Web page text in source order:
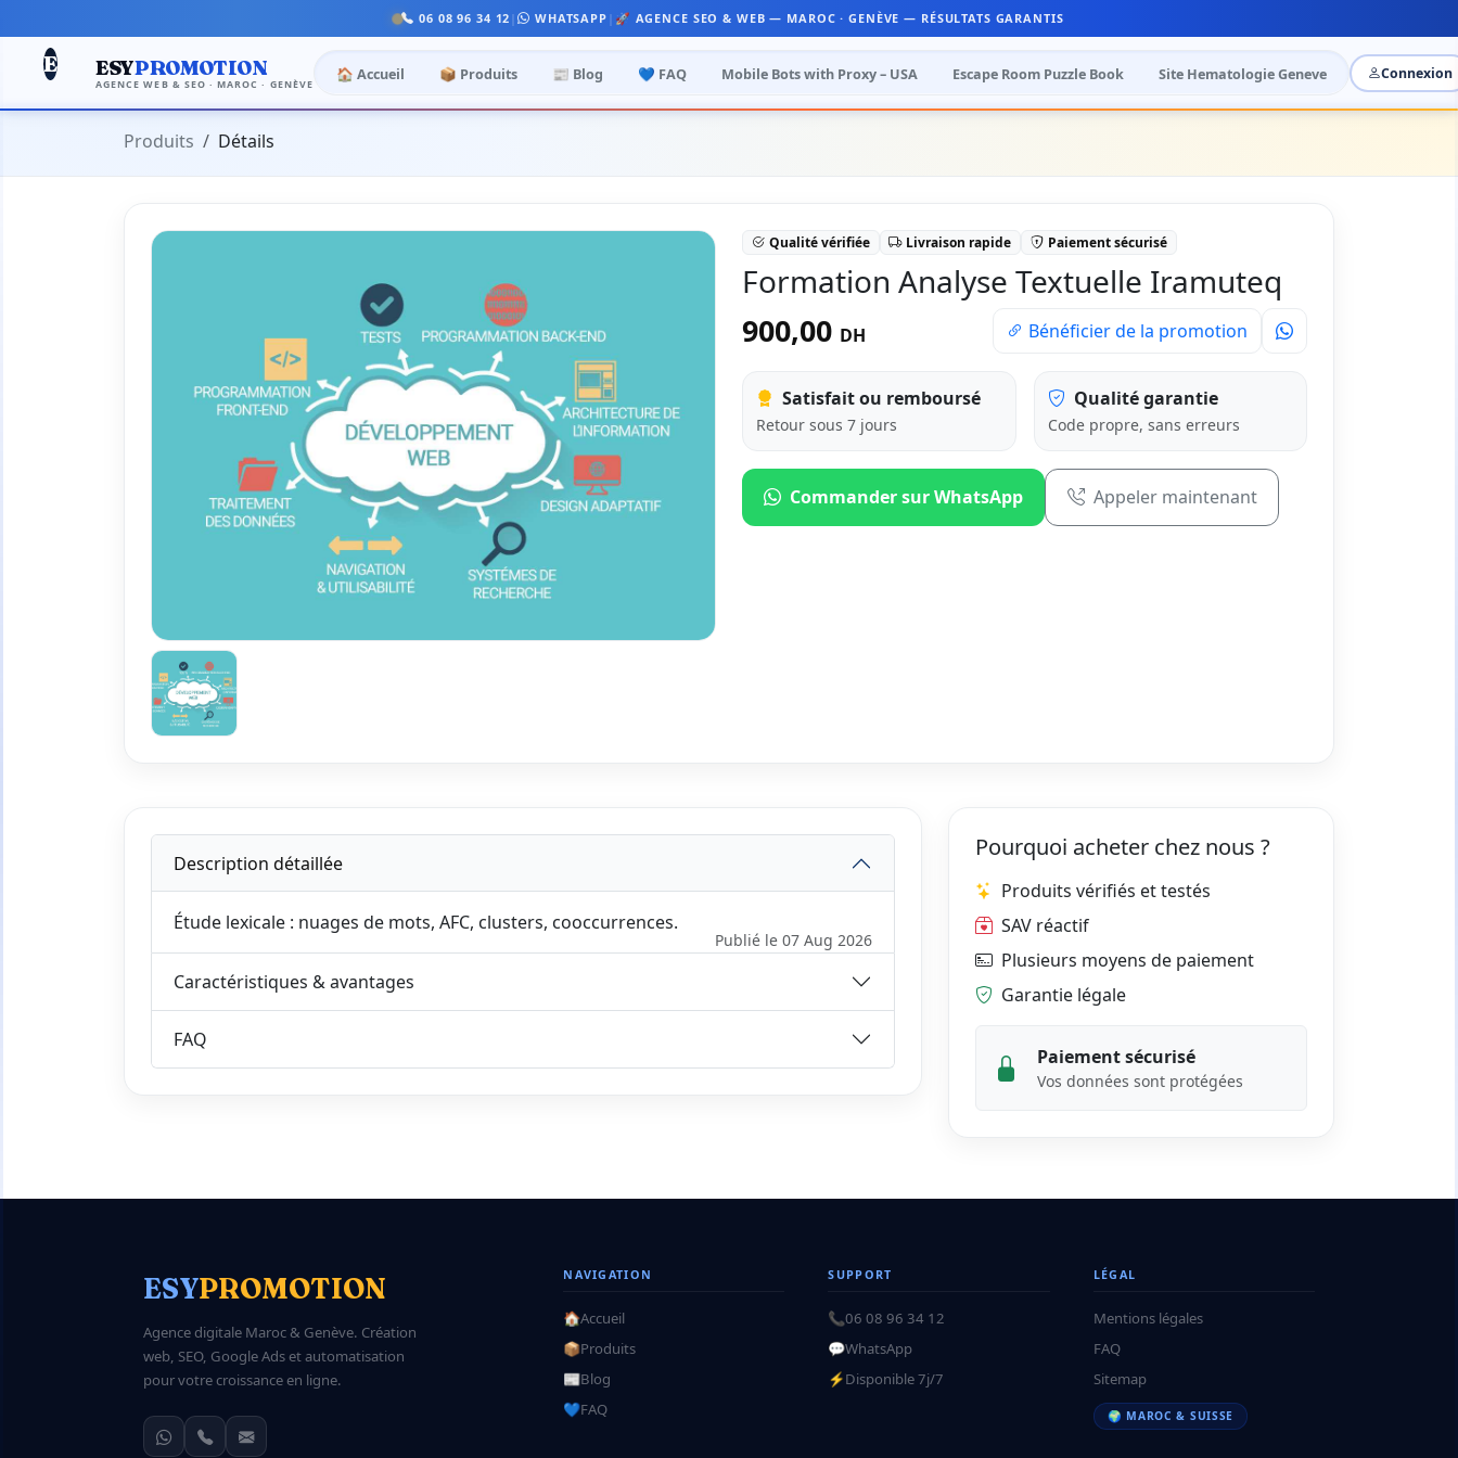
06 08 96 34 12 | WHATSAPP | 🚀 AGENCE SEO & WEB — MAROC · GENÈVE — RÉSULTATS GARANTIS
E ESYPROMOTION
AGENCE WEB & SEO · MAROC · GENÈVE
🏠 Accueil 📦 Produits 📰 Blog 💙 FAQ Mobile Bots with Proxy – USA Escape Room Puzzle Book Site Hematologie Geneve Connexion
Produits Détails
Qualité vérifiée Livraison rapide Paiement sécurisé
Formation Analyse Textuelle Iramuteq
900,00 DH Bénéficier de la promotion
Satisfait ou remboursé
Retour sous 7 jours
Qualité garantie
Code propre, sans erreurs
Commander sur WhatsApp Appeler maintenant
Description détaillée
Étude lexicale : nuages de mots, AFC, clusters, cooccurrences.
Publié le 07 Aug 2026
Caractéristiques & avantages
FAQ
Pourquoi acheter chez nous ?
Produits vérifiés et testés
SAV réactif
Plusieurs moyens de paiement
Garantie légale
Paiement sécurisé
Vos données sont protégées
ESYPROMOTION
Agence digitale Maroc & Genève. Création
web, SEO, Google Ads et automatisation
pour votre croissance en ligne.
NAVIGATION
🏠Accueil
📦Produits
📰Blog
💙FAQ
SUPPORT
📞06 08 96 34 12
💬WhatsApp
⚡Disponible 7j/7
LÉGAL
Mentions légales
FAQ
Sitemap
🌍 MAROC & SUISSE